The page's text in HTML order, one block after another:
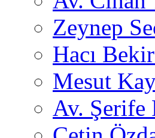
Zeynep
Hacı
Mesut
Av.